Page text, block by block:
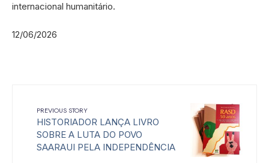
internacional humanitário.
12/06/2026
PREVIOUS STORY
HISTORIADOR LANÇA LIVRO
SOBRE A LUTA DO POVO
SAARAUI PELA INDEPENDÊNCIA